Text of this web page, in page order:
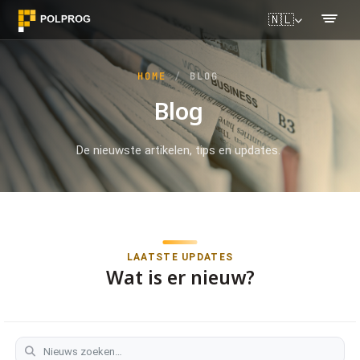
🇳🇱
Blog
De nieuwste artikelen, tips en updates.
HOME BLOG
LAATSTE UPDATES
Wat is er nieuw?